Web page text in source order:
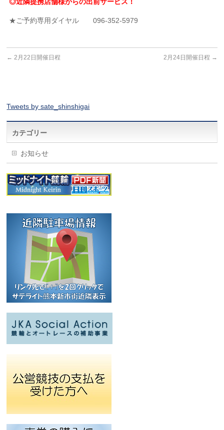
★ご予約専用ダイヤル 096-352-5979
← 2月22日開催日程 2月24日開催日程 →
Tweets by sate_shinshigai
カテゴリー
お知らせ